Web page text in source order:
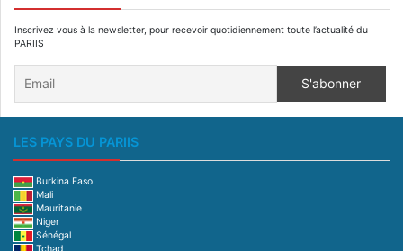
Inscrivez vous à la newsletter, pour recevoir quotidiennement toute l’actualité du
PARIIS
LES PAYS DU PARIIS
Burkina Faso
Mali
Mauritanie
Niger
Sénégal